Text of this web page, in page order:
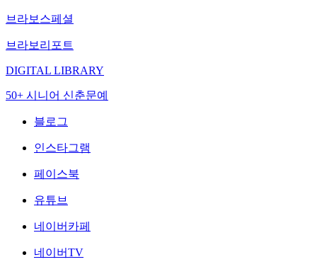
브라보스페셜
브라보리포트
DIGITAL LIBRARY
50+ 시니어 신춘문예
블로그
인스타그램
페이스북
유튜브
네이버카페
네이버TV